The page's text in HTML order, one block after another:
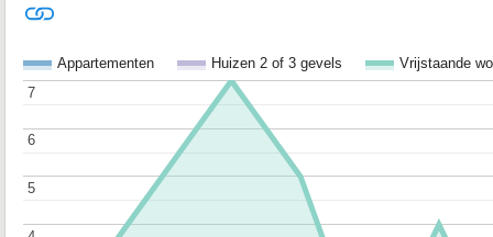
Appartementen Huizen 2 of 3 gevels Vrijstaande
5
5
6
6
7
7